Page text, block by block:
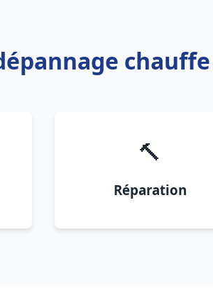
🔨
Réparation